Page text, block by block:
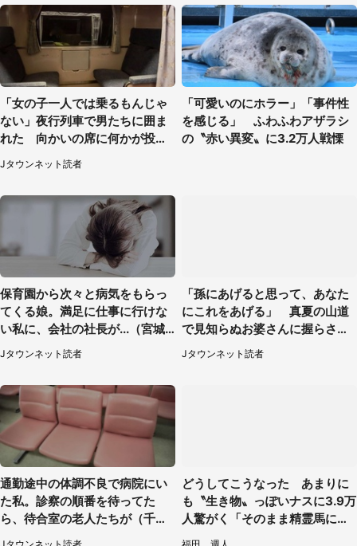
「女の子一人では乗るもんじゃ
ない」夜行列車で男たちに囲ま
れた 向かいの席に何かが投げ
られて（秋田県・60代女性）
Jタウンネット読者
「可愛いのにホラー」「事件性
を感じる」 ふわふわアザラシ
の〝赤い異変〟に3.2万人戦慄
保育園から次々と病気をもらっ
てくる娘。満足に仕事に行けな
い私に、会社の社長が...（宮城
県・30代女性）
Jタウンネット読者
「孫にあげると思って、あなた
にこれをあげる」 真夏の山道
で見知らぬお婆さんに握らされ
たもの（山口県・30代女性）
Jタウンネット読者
通勤途中の体調不良で病院にい
た私。診察の順番を待ってた
ら、待合室の老人たちが（千葉
県・50代男性）
どうしてこうなった あまりに
も〝生き物〟っぽいナスに3.9万
人驚がく「そのまま精霊馬に使
えそう」